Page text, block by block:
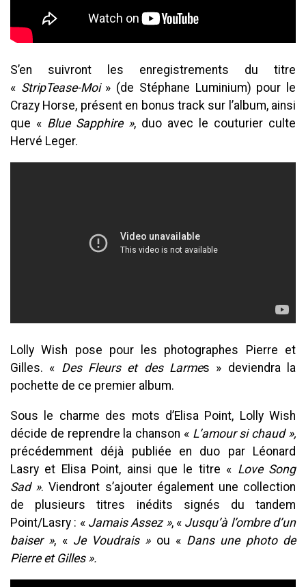
S’en suivront les enregistrements du titre
« StripTease-Moi» (de Stéphane Luminium) pour le
Crazy Horse, présent en bonus track sur l’album, ainsi
que « Blue Sapphire », duo avec le couturier culte
Hervé Leger.
Lolly Wish pose pour les photographes Pierre et
Gilles. « Des Fleurs et des Larmes » deviendra la
pochette de ce premier album.
Sous le charme des mots d’Elisa Point, Lolly Wish
décide de reprendre la chanson « L’amour si chaud »,
précédemment déjà publiée en duo par Léonard
Lasry et Elisa Point, ainsi que le titre « Love Song
Sad ». Viendront s’ajouter également une collection
de plusieurs titres inédits signés du tandem
Point/Lasry : « Jamais Assez », « Jusqu’à l’ombre d’un
baiser », « Je Voudrais »ou « Dans une photo de
Pierre et Gilles ».